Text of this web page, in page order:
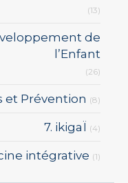
(13)
de
l’Enfant
(26)
et Prévention (8)
7. ikigaÏ (4)
intégrative (1)